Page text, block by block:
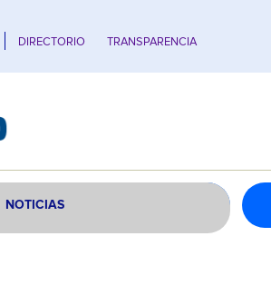
DIRECTORIO TRANSPARENCIA
NOTICIAS